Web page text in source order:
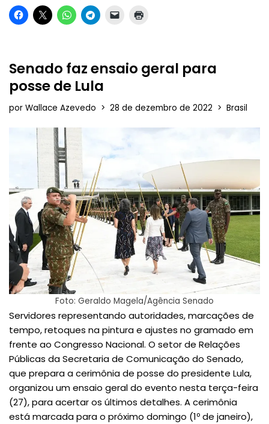
Senado faz ensaio geral para
posse de Lula
por Wallace Azevedo 28 de dezembro de 2022 Brasil
Foto: Geraldo Magela/Agência Senado
Servidores representando autoridades, marcações de
tempo, retoques na pintura e ajustes no gramado em
frente ao Congresso Nacional. O setor de Relações
Públicas da Secretaria de Comunicação do Senado,
que prepara a cerimônia de posse do presidente Lula,
organizou um ensaio geral do evento nesta terça-feira
(27), para acertar os últimos detalhes. A cerimônia
está marcada para o próximo domingo (1º de janeiro),